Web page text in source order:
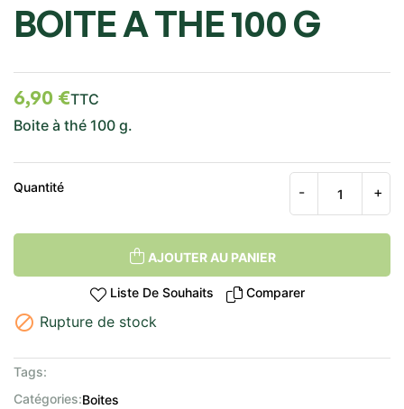
BOITE A THE 100 G
6,90 €TTC
Boite à thé 100 g.
Quantité
AJOUTER AU PANIER
Liste De Souhaits Comparer
 Rupture de stock
Tags:
Catégories:Boites